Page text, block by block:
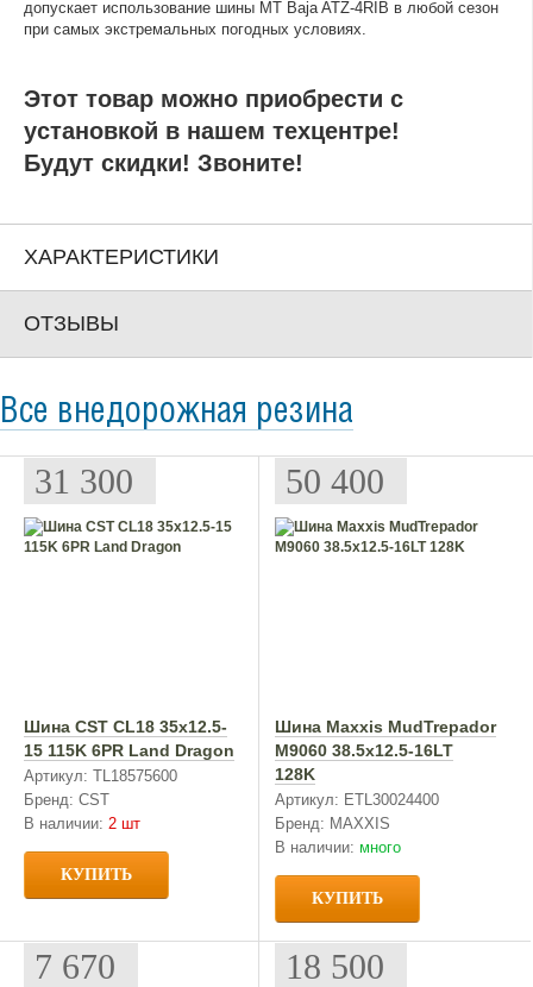
допускает использование шины MT Baja ATZ-4RIB в любой сезон
при самых экстремальных погодных условиях.
Этот товар можно приобрести с
установкой в нашем техцентре!
Будут скидки! Звоните!
ХАРАКТЕРИСТИКИ
ОТЗЫВЫ
Все внедорожная резина
31 300
Шина CST CL18 35x12.5-
15 115K 6PR Land Dragon
Артикул: TL18575600
Бренд: CST
В наличии: 2 шт
КУПИТЬ
50 400
Шина Maxxis MudTrepador
М9060 38.5x12.5-16LT
128K
Артикул: ETL30024400
Бренд: MAXXIS
В наличии: много
КУПИТЬ
7 670 18 500